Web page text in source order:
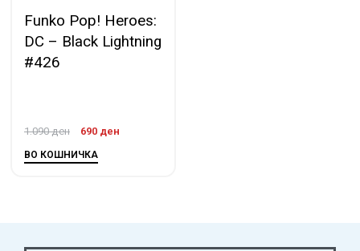
Funko Pop! Heroes:
DC – Black Lightning
#426
1.090ден 690 ден
ВО КОШНИЧКА